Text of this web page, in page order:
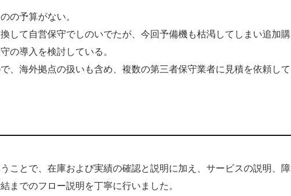
の予算がない。
して自営保守でしのいでたが、今回予備機も枯渇してしまい追加購
の導入を検討している。
、海外拠点の扱いも含め、複数の第三者保守業者に見積を依頼して
ことで、在庫および実績の確認と説明に加え、サービスの説明、障
までのフロー説明を丁寧に行いました。